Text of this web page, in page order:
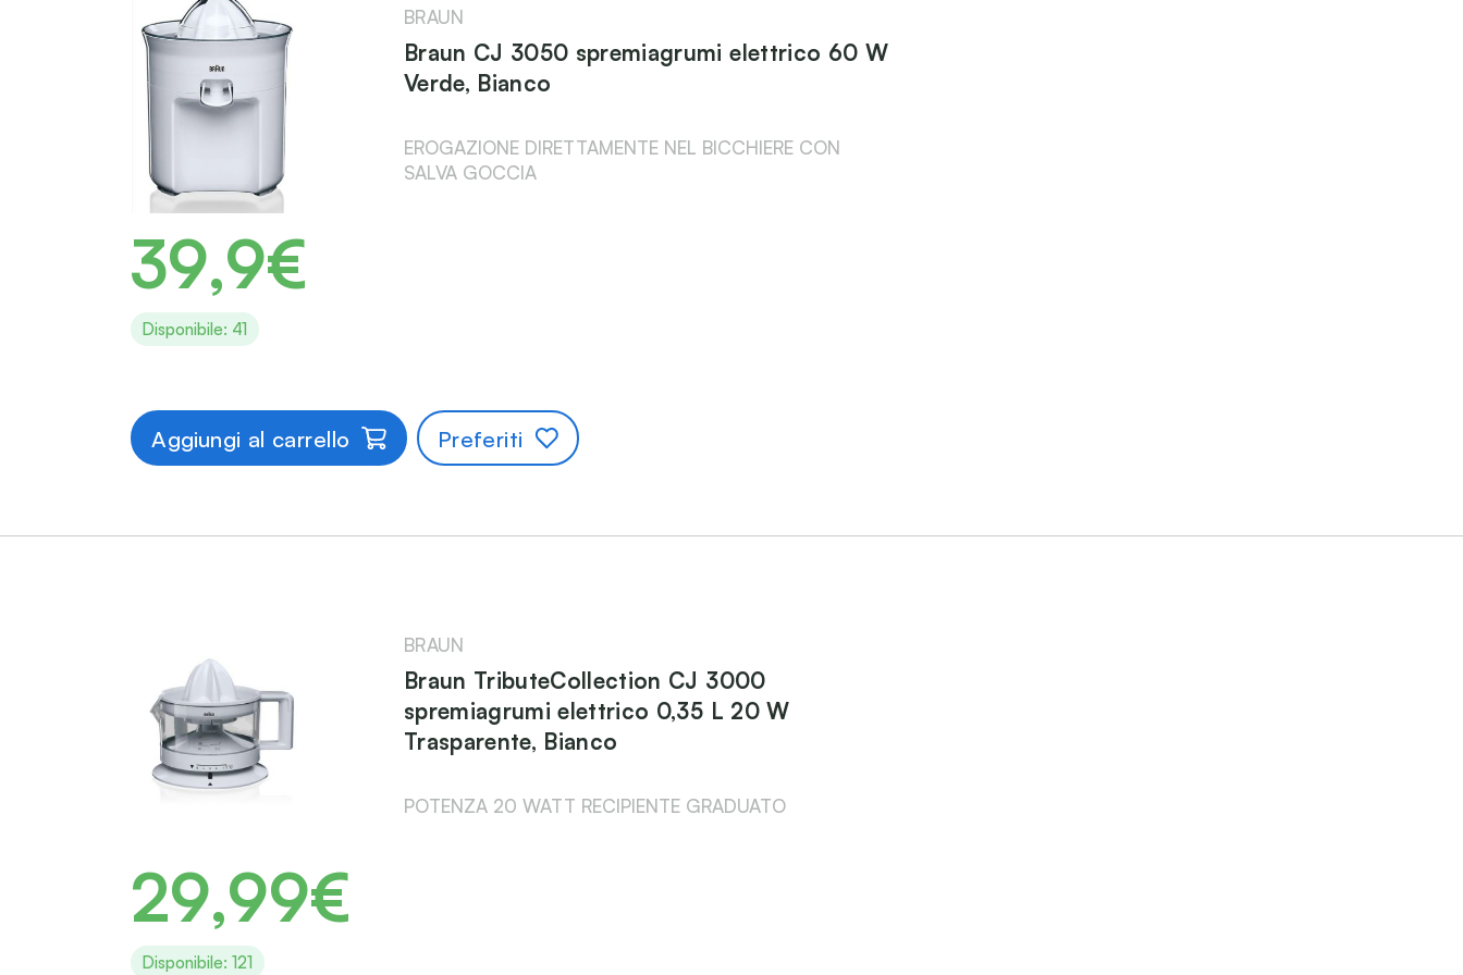
BRAUN
Braun CJ 3050 spremiagrumi elettrico 60 W
Verde, Bianco
EROGAZIONE DIRETTAMENTE NEL BICCHIERE CON
SALVA GOCCIA
39,9€
Disponibile: 41
Aggiungi al carrello Preferiti
BRAUN
Braun TributeCollection CJ 3000
spremiagrumi elettrico 0,35 L 20 W
Trasparente, Bianco
POTENZA 20 WATT RECIPIENTE GRADUATO
29,99€
Disponibile: 121